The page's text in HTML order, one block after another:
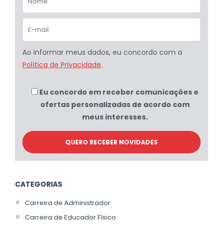
Ao informar meus dados, eu concordo com a
Política de Privacidade.
Eu concordo em receber comunicações e
ofertas personalizadas de acordo com
meus interesses.
CATEGORIAS
Carreira de Administrador
Carreira de Educador Físico